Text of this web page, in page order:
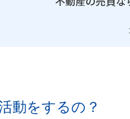
動をするの？